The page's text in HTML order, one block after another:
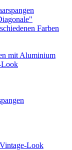
Farben
mit Aluminium
Look
Look